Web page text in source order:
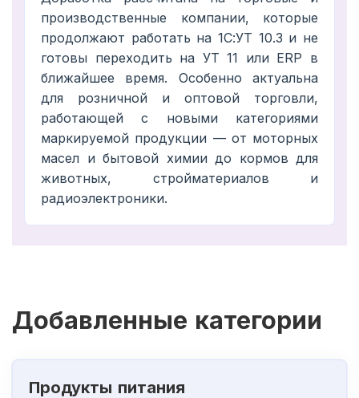
производственные компании, которые
продолжают работать на 1С:УТ 10.3 и не
готовы переходить на УТ 11 или ERP в
ближайшее время. Особенно актуальна
для розничной и оптовой торговли,
работающей с новыми категориями
маркируемой продукции — от моторных
масел и бытовой химии до кормов для
животных, стройматериалов и
радиоэлектроники.
Добавленные категории
Продукты питания